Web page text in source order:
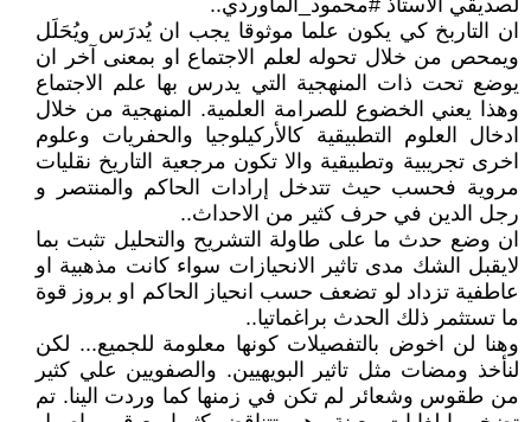
لصديقي الاستاذ #محمود_الماوردي..
ان التاربخ كي يكون علما موثوقا يجب ان يُدرَس ويُحَلَل
ويمحص من خلال تحوله لعلم الاجتماع او بمعنى آخر ان
يوضع تحت ذات المنهجية التي يدرس بها علم الاجتماع
وهذا يعني الخضوع للصرامة العلمية. المنهجية من خلال
ادخال العلوم التطبيقية كالأركيلوجيا والحفريات وعلوم
اخرى تجريبية وتطبيقية والا تكون مرجعية التاريخ نقليات
مروية فحسب حيث تتدخل إرادات الحاكم والمنتصر و
رجل الدين في حرف كثير من الاحداث..
ان وضع حدث ما على طاولة التشريح والتحليل تثبت بما
لايقبل الشك مدى تاثير الانحيازات سواء كانت مذهبية او
عاطفية تزداد لو تضعف حسب انحياز الحاكم او بروز قوة
ما تستثمر ذلك الحدث براغماتيا..
وهنا لن اخوض بالتفصيلات كونها معلومة للجميع... لكن
لنأخذ ومضات مثل تاثير البويهيين. والصفويين علي كثير
من طقوس وشعائر لم تكن في زمنها كما وردت الينا. تم